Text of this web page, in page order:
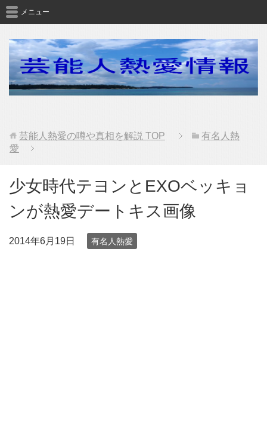
メニュー
芸能人熱愛の噂や真相を解説 TOP
有名人熱
愛
少女時代テヨンとEXOベッキョ
ンが熱愛デートキス画像
2014年6月19日 有名人熱愛